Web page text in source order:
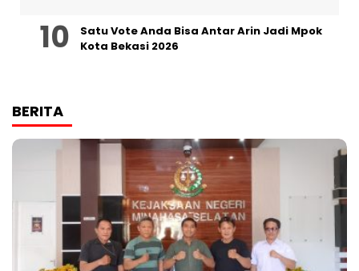
Satu Vote Anda Bisa Antar Arin Jadi Mpok
Kota Bekasi 2026
BERITA